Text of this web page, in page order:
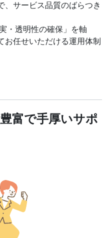
、サービス品質のばらつき
・透明性の確保」を軸
お任せいただける運用体制
富で手厚いサポ